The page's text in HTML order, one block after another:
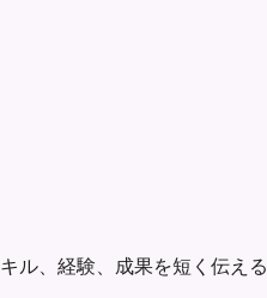
ル、経験、成果を短く伝え